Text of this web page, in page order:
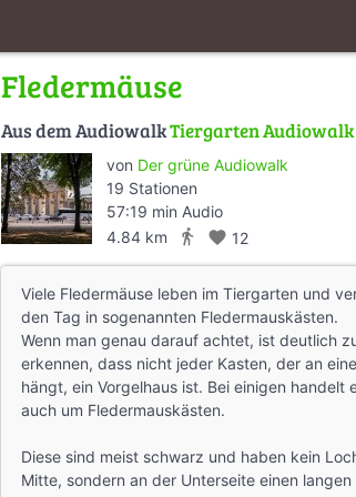
Fledermäuse
Aus dem AudiowalkTiergarten
von Der grüne Audiowalk
19 Stationen
57:19 min Audio
4.84 km
directions_walk favorite 12
Viele Fledermäuse leben im Tiergarten und
den Tag in sogenannten Fledermauskästen.
Wenn man genau darauf achtet, ist deutlich
erkennen, dass nicht jeder Kasten, der an
hängt, ein Vorgelhaus ist. Bei einigen handelt
auch um Fledermauskästen.
Diese sind meist schwarz und haben kein
Mitte, sondern an der Unterseite einen langen